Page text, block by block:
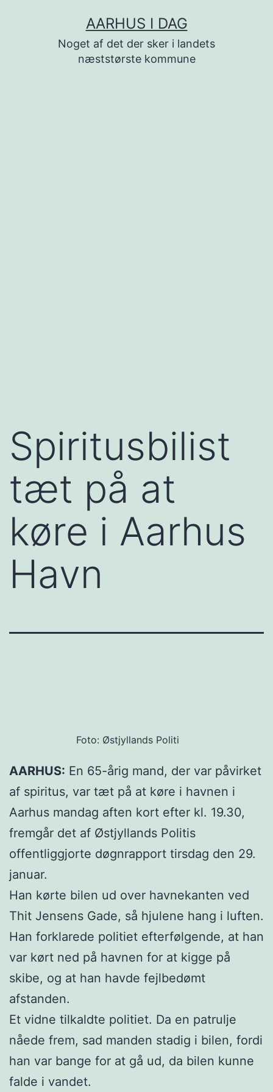
AARHUS I DAG
Noget af det der sker i landets
næststørste kommune
Spiritusbilist
tæt på at
køre i Aarhus
Havn
Foto: Østjyllands Politi
AARHUS: En 65-årig mand, der var påvirket
af spiritus, var tæt på at køre i havnen i
Aarhus mandag aften kort efter kl. 19.30,
fremgår det af Østjyllands Politis
offentliggjorte døgnrapport tirsdag den 29.
januar.
Han kørte bilen ud over havnekanten ved
Thit Jensens Gade, så hjulene hang i luften.
Han forklarede politiet efterfølgende, at han
var kørt ned på havnen for at kigge på
skibe, og at han havde fejlbedømt
afstanden.
Et vidne tilkaldte politiet. Da en patrulje
nåede frem, sad manden stadig i bilen, fordi
han var bange for at gå ud, da bilen kunne
falde i vandet.